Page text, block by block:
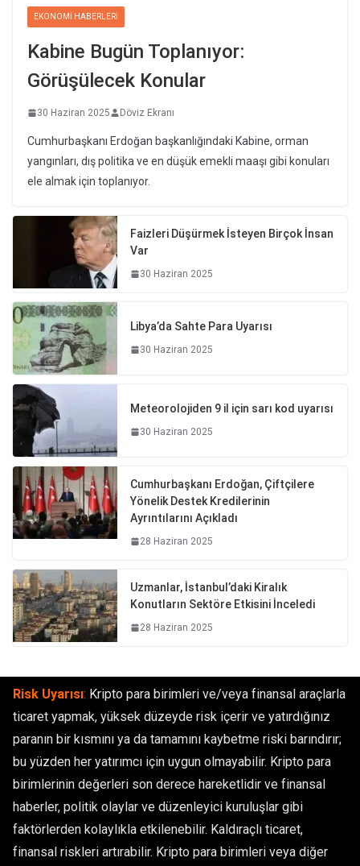
EKONOMI HABERLERI
Kabine Bugün Toplanıyor:
Görüşülecek Konular
30 Haziran 2025 Döviz Ekranı
Cumhurbaşkanı Erdoğan başkanlığındaki Kabine, orman
yangınları, dış politika ve en düşük emekli maaşı gibi konuları
ele almak için toplanıyor.
Faizleri Düşürmek İsteyen Birçok İnsan
Var
30 Haziran 2025
Libya’da Sahte Para Uyarısı
30 Haziran 2025
Meteorolojiden 9 il için sarı kod uyarısı
30 Haziran 2025
Cumhurbaşkanı Erdoğan, Çiftçilere
Yönelik Destek Kredilerinin
Ayrıntılarını Açıkladı
28 Haziran 2025
Uzmanlar, İstanbul’daki Kiralık
Konutların Sektöre Etkisini İnceledi
28 Haziran 2025
Risk Uyarısı: Kripto para birimleri ve/veya finansal araçlarla
ticaret yapmak, yüksek düzeyde risk içerir ve yatırdığınız
paranın bir kısmını ya da tamamını kaybetme riski barındırır;
bu yüzden her yatırımcı için uygun olmayabilir. Kripto para
birimlerinin değerleri son derece hareketlidir ve finansal
haberler, politik olaylar ve düzenleyici kuruluşlar gibi
faktörlerden kolaylıkla etkilenebilir. Kaldıraçlı ticaret,
finansal riskleri artırabilir. Kripto para birimleri veya diğer